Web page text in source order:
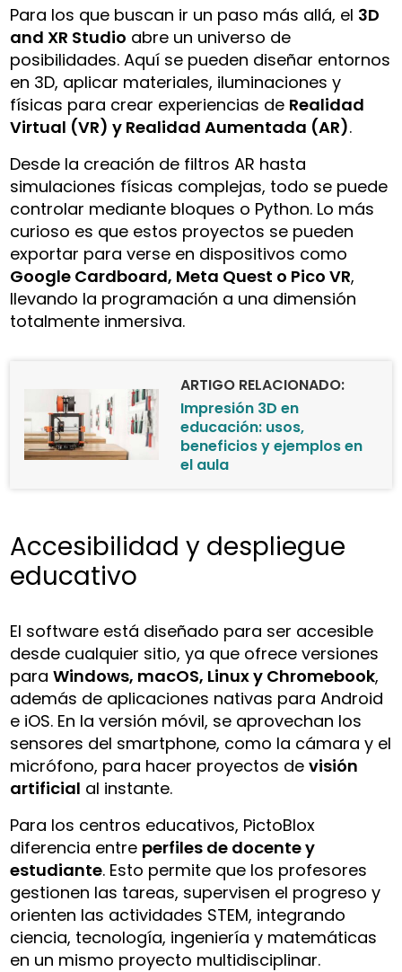
Para los que buscan ir un paso más allá, el 3D
and XR Studio abre un universo de
posibilidades. Aquí se pueden diseñar entornos
en 3D, aplicar materiales, iluminaciones y
físicas para crear experiencias de Realidad
Virtual (VR) y Realidad Aumentada (AR).
Desde la creación de filtros AR hasta
simulaciones físicas complejas, todo se puede
controlar mediante bloques o Python. Lo más
curioso es que estos proyectos se pueden
exportar para verse en dispositivos como
Google Cardboard, Meta Quest o Pico VR,
llevando la programación a una dimensión
totalmente inmersiva.
ARTIGO RELACIONADO:
Impresión 3D en
educación: usos,
beneficios y ejemplos en
el aula
Accesibilidad y despliegue
educativo
El software está diseñado para ser accesible
desde cualquier sitio, ya que ofrece versiones
paraWindows, macOS, Linux y Chromebook,
además de aplicaciones nativas para Android
e iOS. En la versión móvil, se aprovechan los
sensores del smartphone, como la cámara y el
micrófono, para hacer proyectos devisión
artificial al instante.
Para los centros educativos, PictoBlox
diferencia entre perfiles de docente y
estudiante. Esto permite que los profesores
gestionen las tareas, supervisen el progreso y
orienten las actividades STEM, integrando
ciencia, tecnología, ingeniería y matemáticas
en un mismo proyecto multidisciplinar.